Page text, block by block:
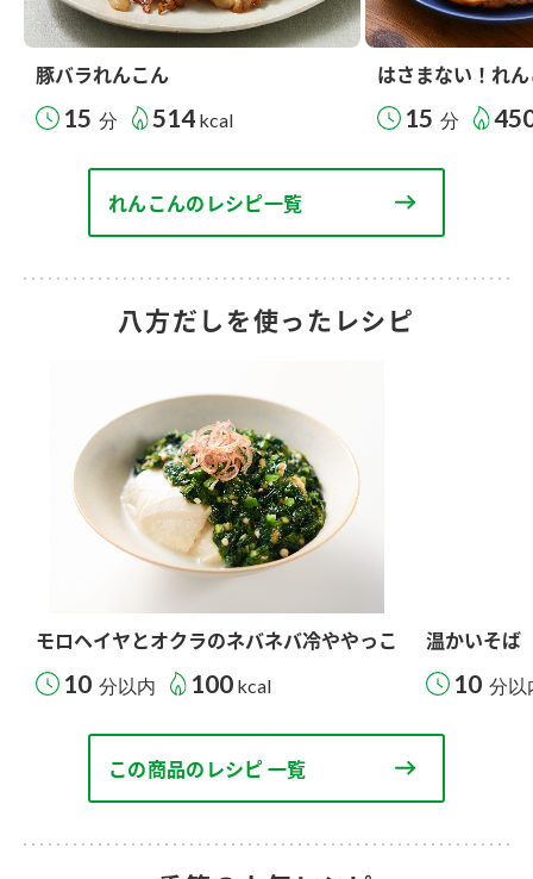
豚バラれんこん
15 分 514 kcal
はさまない！れ
15 分
れんこんのレシピ一覧
八方だしを使ったレシピ
モロヘイヤとオクラのネバネバ冷ややっこ
10 分以内 100 kcal
温かいそば
10 分以
この商品のレシピ 一覧